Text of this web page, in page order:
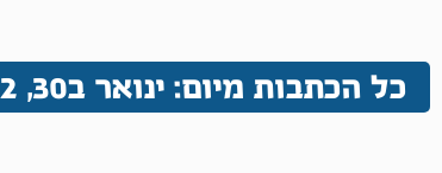
כל הכתבות מיום: ינואר ב30, 2022